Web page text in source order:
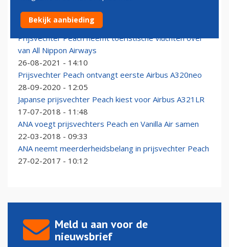
ANA bevestigt order voor 27 Airbus A321neo's
16-06-2025 - 17:35
Prijsvechter Peach neemt toeristische vluchten over
van All Nippon Airways
26-08-2021 - 14:10
Prijsvechter Peach ontvangt eerste Airbus A320neo
28-09-2020 - 12:05
Japanse prijsvechter Peach kiest voor Airbus A321LR
17-07-2018 - 11:48
ANA voegt prijsvechters Peach en Vanilla Air samen
22-03-2018 - 09:33
ANA neemt meerderheidsbelang in prijsvechter Peach
27-02-2017 - 10:12
Meld u aan voor de
nieuwsbrief
Bekijk aanbieding